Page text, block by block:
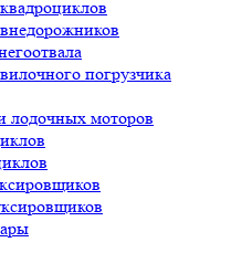
погрузчика
лодочных моторов